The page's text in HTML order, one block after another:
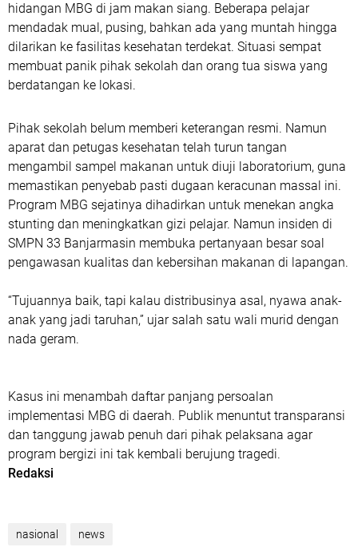
hidangan MBG di jam makan siang. Beberapa pelajar
mendadak mual, pusing, bahkan ada yang muntah hingga
dilarikan ke fasilitas kesehatan terdekat. Situasi sempat
membuat panik pihak sekolah dan orang tua siswa yang
berdatangan ke lokasi.
Pihak sekolah belum memberi keterangan resmi. Namun
aparat dan petugas kesehatan telah turun tangan
mengambil sampel makanan untuk diuji laboratorium, guna
memastikan penyebab pasti dugaan keracunan massal ini.
Program MBG sejatinya dihadirkan untuk menekan angka
stunting dan meningkatkan gizi pelajar. Namun insiden di
SMPN 33 Banjarmasin membuka pertanyaan besar soal
pengawasan kualitas dan kebersihan makanan di lapangan.
“Tujuannya baik, tapi kalau distribusinya asal, nyawa anak-
anak yang jadi taruhan,” ujar salah satu wali murid dengan
nada geram.
Kasus ini menambah daftar panjang persoalan
implementasi MBG di daerah. Publik menuntut transparansi
dan tanggung jawab penuh dari pihak pelaksana agar
program bergizi ini tak kembali berujung tragedi.
Redaksi
nasional news